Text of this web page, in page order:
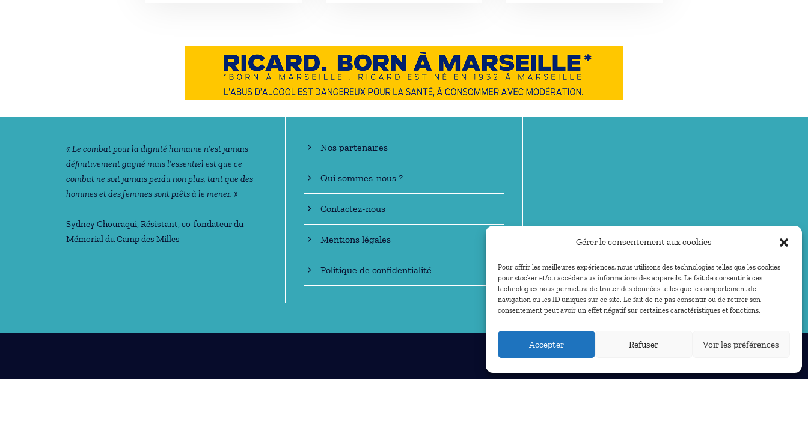
Gérer le consentement aux cookies
Pour offrir les meilleures expériences, nous utilisons des technologies telles que les cookies
pour stocker et/ou accéder aux informations des appareils. Le fait de consentir à ces
technologies nous permettra de traiter des données telles que le comportement de
navigation ou les ID uniques sur ce site. Le fait de ne pas consentir ou de retirer son
consentement peut avoir un effet négatif sur certaines caractéristiques et fonctions.
Accepter Refuser Voir les préférences
Notre philosophie
« Le combat pour la dignité humaine n’est jamais
déﬁnitivement gagné mais l’essentiel est que ce
combat ne soit jamais perdu non plus, tant que des
hommes et des femmes sont prêts à le mener. »
Sydney Chouraqui, Résistant, co-fondateur du
Mémorial du Camp des Milles
En savoir +
Nos partenaires
Qui sommes-nous ?
Contactez-nous
Mentions légales
Politique de confidentialité